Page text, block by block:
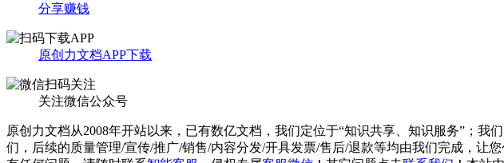
分享赚钱
原创力文档APP下载
关注微信公众号
原创力文档从2008年开站以来，已有数亿文档，我们定位于“知识共享、知识服务”；
们，后续的质量管理/宣传/推广/销售/内容分发/开具发票/售后/退款等均由我们完成，让